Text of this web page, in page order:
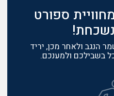
ספורט
הנגב ולאחר מכן, יריד
בשבילכם ולמענכם.